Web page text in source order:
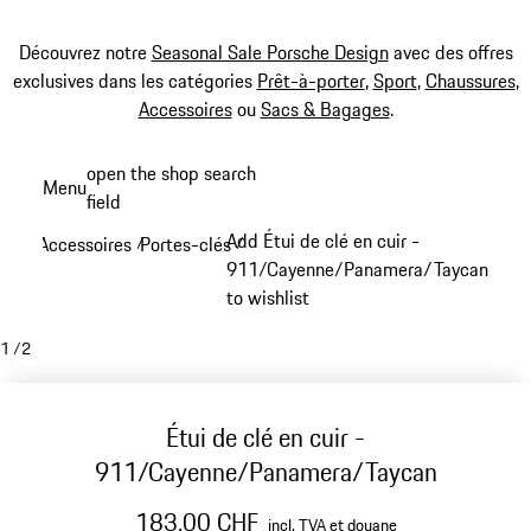
Découvrez notreSeasonal Sale Porsche Designavec des offres
exclusives dans les catégories Prêt-à-porter,Sport,Chaussures,
AccessoiresouSacs & Bagages.
principal
Menuopen the shop search
field
Accessoires /Portes-clés/
Add Étui de clé en cuir -
911/Cayenne/Panamera/Taycan
to wishlist
1 /2
Étui de clé en cuir -
911/Cayenne/Panamera/Taycan
183.00 CHF incl. TVA et douane